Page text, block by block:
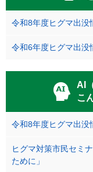
令和8年度ヒグマ出没
令和6年度ヒグマ出没
AI
こ
令和8年度ヒグマ出没
ヒグマ対策市民セミ
ために」